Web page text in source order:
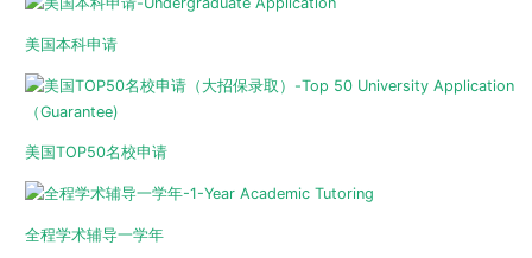
美国本科申请
美国TOP50名校申请
全程学术辅导一学年